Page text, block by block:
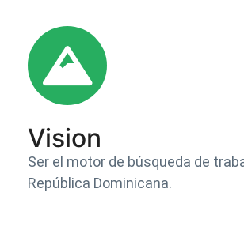
Vision
Ser el motor de búsqueda de
República Dominicana.​